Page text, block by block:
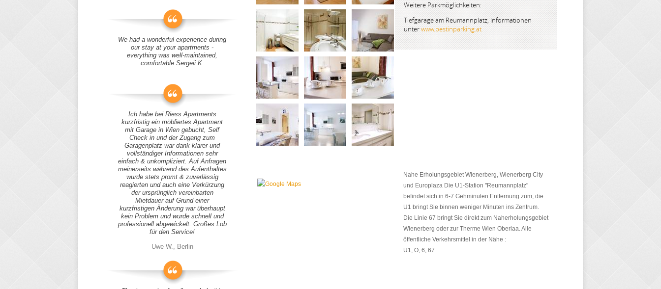
Weitere Parkmöglichkeiten:
Tiefgarage am Reumannplatz, Informationen
unterwww.bestinparking.at
Nahe Erholungsgebiet Wienerberg, Wienerberg City
und Europlaza Die U1-Station "Reumannplatz"
befindet sich in 6-7 Gehminuten Entfernung zum, die
U1 bringt Sie binnen weniger Minuten ins Zentrum.
Die Linie 67 bringt Sie direkt zum Naherholungsgebiet
Wienerberg oder zur Therme Wien Oberlaa. Alle
öffentliche Verkehrsmittel in der Nähe :
U1, O, 6, 67
We had a wonderful experience during
our stay at your apartments -
everything was well-maintained,
comfortable Sergeii K.
Ich habe bei Riess Apartments
kurzfristig ein möbliertes Apartment
mit Garage in Wien gebucht, Self
Check in und der Zugang zum
Garagenplatz war dank klarer und
vollständiger Informationen sehr
einfach & unkompliziert. Auf Anfragen
meinerseits während des Aufenthaltes
wurde stets promt & zuverlässig
reagierten und auch eine Verkürzung
der ursprünglich vereinbarten
Mietdauer auf Grund einer
kurzfristigen Änderung war überhaupt
kein Problem und wurde schnell und
professionell abgewickelt. Großes Lob
für den Service!
Uwe W., Berlin